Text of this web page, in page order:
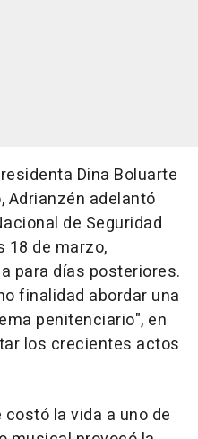
Dina Boluarte
Adrianzén adelantó
de Seguridad
18 de marzo,
para días posteriores.
finalidad abordar una
penitenciario", en
los crecientes actos
la vida a uno de